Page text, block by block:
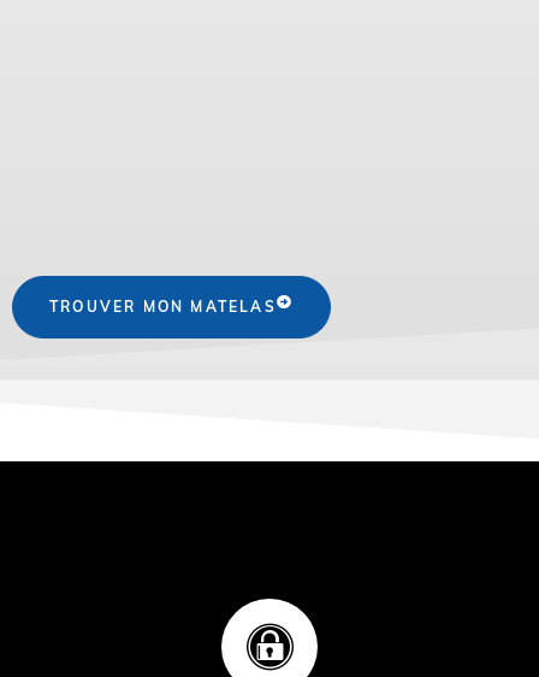
TROUVER MON MATELAS